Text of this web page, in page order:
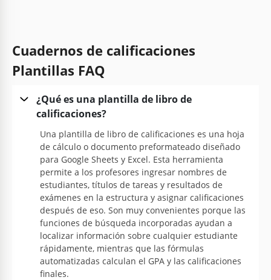
Cuadernos de calificaciones
Plantillas FAQ
¿Qué es una plantilla de libro de
calificaciones?
Una plantilla de libro de calificaciones es una hoja
de cálculo o documento preformateado diseñado
para Google Sheets y Excel. Esta herramienta
permite a los profesores ingresar nombres de
estudiantes, títulos de tareas y resultados de
exámenes en la estructura y asignar calificaciones
después de eso. Son muy convenientes porque las
funciones de búsqueda incorporadas ayudan a
localizar información sobre cualquier estudiante
rápidamente, mientras que las fórmulas
automatizadas calculan el GPA y las calificaciones
finales.